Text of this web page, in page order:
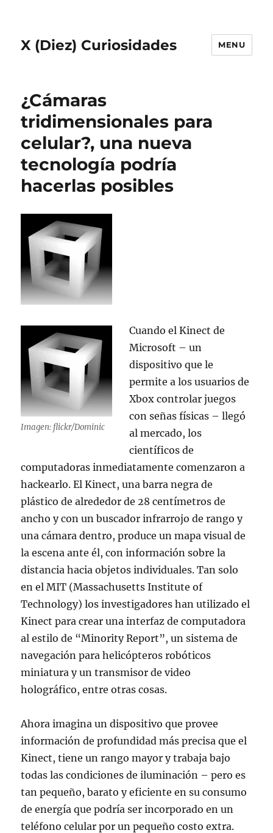
X (Diez) Curiosidades MENU
¿Cámaras
tridimensionales para
celular?, una nueva
tecnología podría
hacerlas posibles
Imagen: flickr/Dominic
Cuando el Kinect de
Microsoft – un
dispositivo que le
permite a los usuarios de
Xbox controlar juegos
con señas físicas – llegó
al mercado, los
científicos de
computadoras inmediatamente comenzaron a
hackearlo. El Kinect, una barra negra de
plástico de alrededor de 28 centímetros de
ancho y con un buscador infrarrojo de rango y
una cámara dentro, produce un mapa visual de
la escena ante él, con información sobre la
distancia hacia objetos individuales. Tan solo
en el MIT (Massachusetts Institute of
Technology) los investigadores han utilizado el
Kinect para crear una interfaz de computadora
al estilo de “Minority Report”, un sistema de
navegación para helicópteros robóticos
miniatura y un transmisor de video
holográfico, entre otras cosas.
Ahora imagina un dispositivo que provee
información de profundidad más precisa que el
Kinect, tiene un rango mayor y trabaja bajo
todas las condiciones de iluminación – pero es
tan pequeño, barato y eficiente en su consumo
de energía que podría ser incorporado en un
teléfono celular por un pequeño costo extra.